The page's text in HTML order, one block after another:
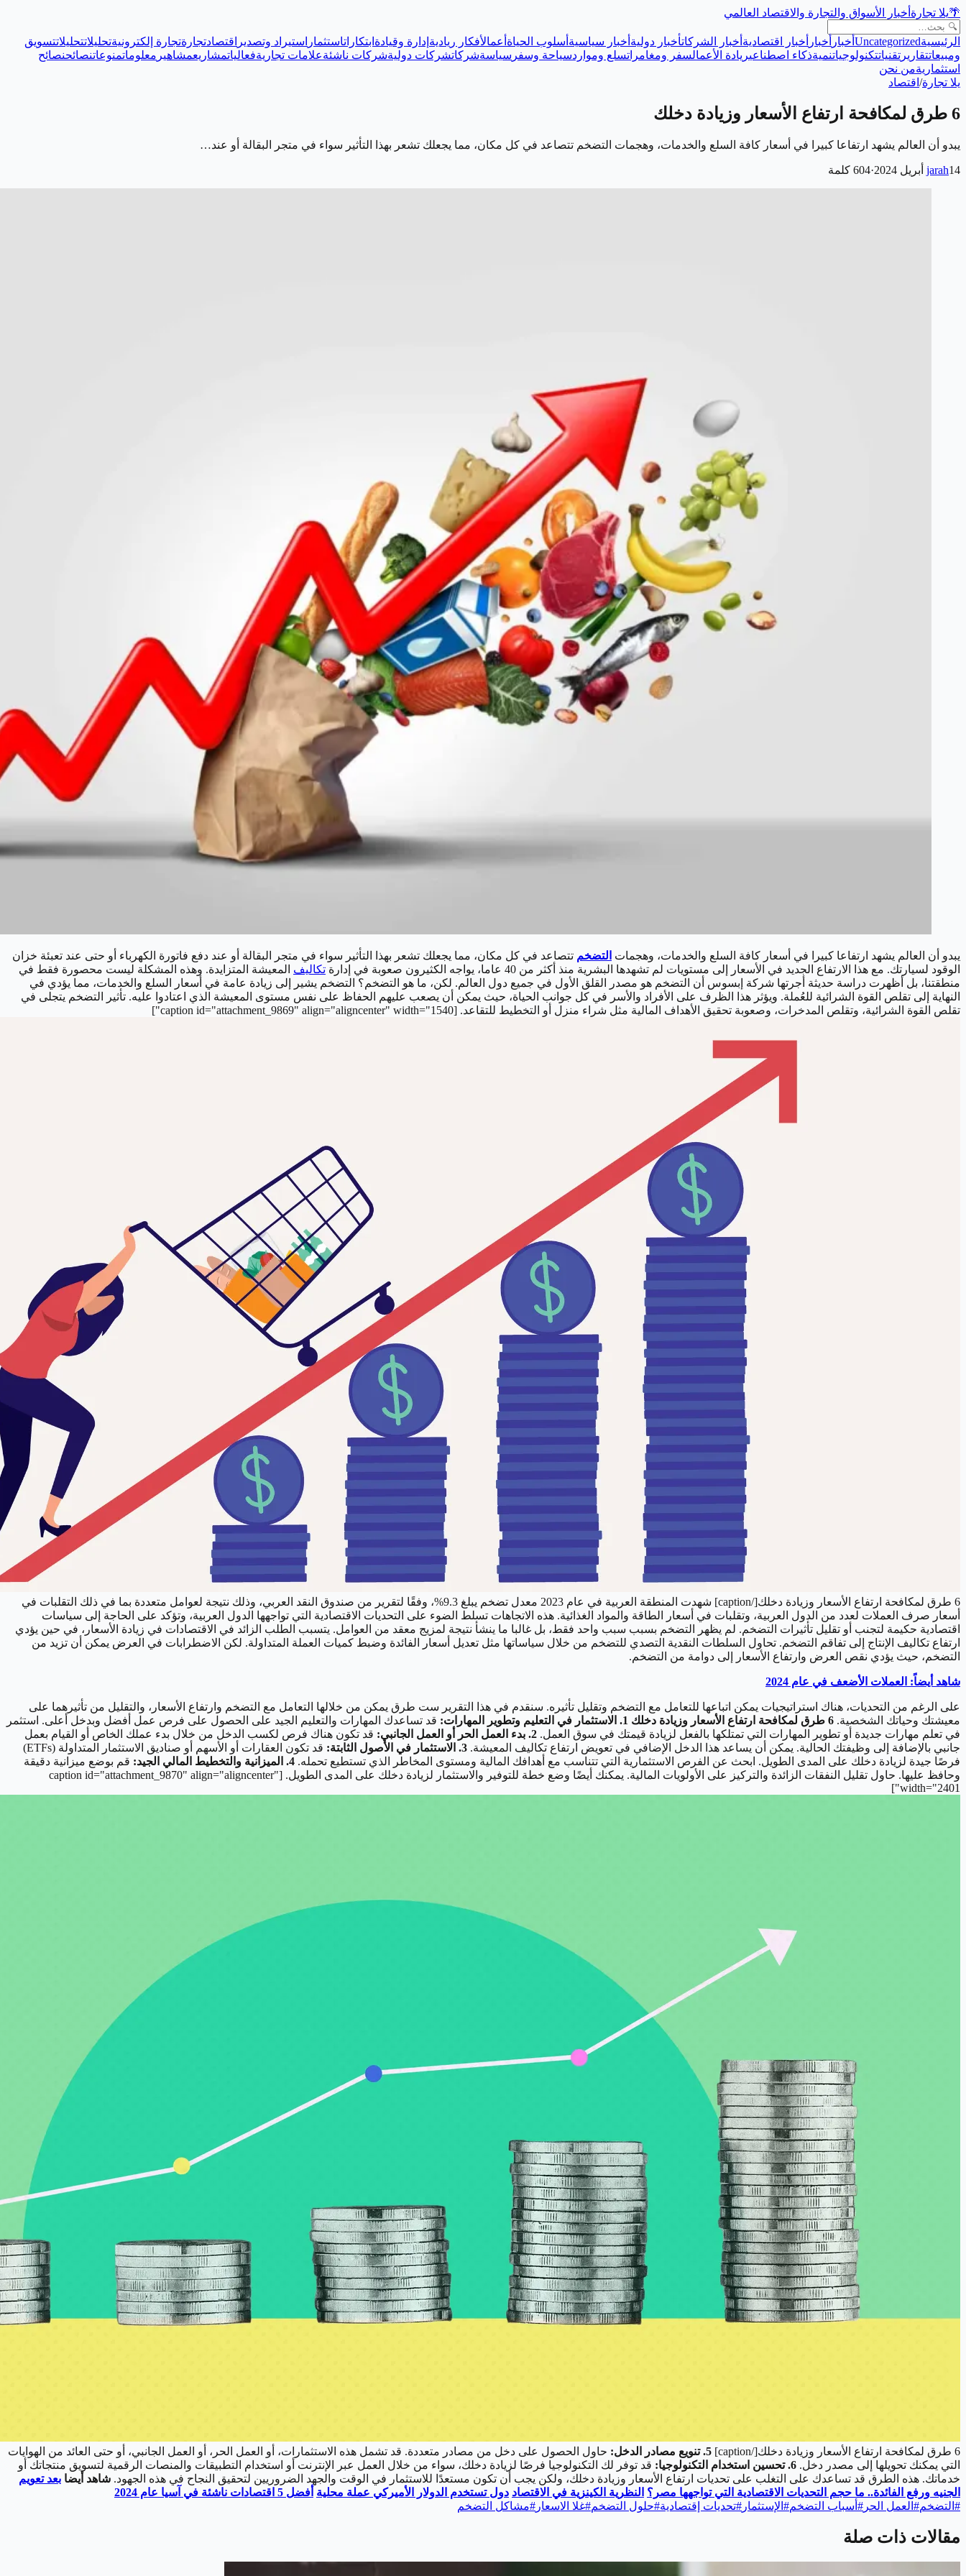
🌴يلا تجارة أخبار الأسواق والتجارة والاقتصاد العالمي
الرئيسيةUncategorized أخبار أخبار أخبار اقتصادية أخبار الشركاتأخبار دولية أخبار سياسية أسلوب الحياة أعمالأفكار ريادية إدارة وقيادة ابتكاراتاستثمار استيراد وتصدير اقتصادتجارةتجارة إلكترونيةتحليلاتتحليلاتتسويق
ومبيعاتتقارير تقنياتتكنولوجياتنميةذكاء اصطناعيريادة الأعمالسفر ومغامراتسلع ومواردسياحة وسفر سياسةشركاتشركات دوليةشركات ناشئةعلامات تجاريةفعالياتمشاريعمشاهير معلوماتمنوعاتنصائحنصائح
استثماريةمن نحن
يلا تجارة/ اقتصاد
6 طرق لمكافحة ارتفاع الأسعار وزيادة دخلك
يبدو أن العالم يشهد ارتفاعا كبيرا في أسعار كافة السلع والخدمات، وهجمات التضخم تتصاعد في كل مكان، مما يجعلك تشعر بهذا التأثير سواء في متجر البقالة أو عند…
jarah14 أبريل 2024 ·
604 كلمة
يبدو أن العالم يشهد ارتفاعا كبيرا في أسعار كافة السلع والخدمات، وهجمات التضخم تتصاعد في كل مكان، مما يجعلك تشعر بهذا التأثير سواء في متجر البقالة أو عند دفع فاتورة الكهرباء أو حتى عند تعبئة خزان
الوقود لسيارتك. مع هذا الارتفاع الجديد في الأسعار إلى مستويات لم تشهدها البشرية منذ أكثر من 40 عاما، يواجه الكثيرون صعوبة في إدارة تكاليف المعيشة المتزايدة. وهذه المشكلة ليست محصورة فقط في
منطقتنا، بل أظهرت دراسة حديثة أجرتها شركة إبسوس أن التضخم هو مصدر القلق الأول في جميع دول العالم. لكن، ما هو التضخم؟ التضخم يشير إلى زيادة عامة في أسعار السلع والخدمات، مما يؤدي في
النهاية إلى تقلص القوة الشرائية للعُملة. ويؤثر هذا الظرف على الأفراد والأسر في كل جوانب الحياة، حيث يمكن أن يصعب عليهم الحفاظ على نفس مستوى المعيشة الذي اعتادوا عليه. تأثير التضخم يتجلى في
تقلص القوة الشرائية، وتقلص المدخرات، وصعوبة تحقيق الأهداف المالية مثل شراء منزل أو التخطيط للتقاعد. [caption id="attachment_9869" align="aligncenter" width="1540"]
6 طرق لمكافحة ارتفاع الأسعار وزيادة دخلك[/caption]
شهدت المنطقة العربية في عام 2023 معدل تضخم يبلغ 9.3%، وفقًا لتقرير من صندوق النقد العربي، وذلك نتيجة لعوامل متعددة بما في ذلك التقلبات في
أسعار صرف العملات لعدد من الدول العربية، وتقلبات في أسعار الطاقة والمواد الغذائية. هذه الاتجاهات تسلط الضوء على التحديات الاقتصادية التي تواجهها الدول العربية، وتؤكد على الحاجة إلى سياسات
اقتصادية حكيمة لتجنب أو تقليل تأثيرات التضخم. لم يظهر التضخم بسبب سبب واحد فقط، بل غالبا ما ينشأ نتيجة لمزيج معقد من العوامل. يتسبب الطلب الزائد في الاقتصادات في زيادة الأسعار، في حين يؤدي
ارتفاع تكاليف الإنتاج إلى تفاقم التضخم. تحاول السلطات النقدية التصدي للتضخم من خلال سياساتها مثل تعديل أسعار الفائدة وضبط كميات العملة المتداولة. لكن الاضطرابات في العرض يمكن أن تزيد من
التضخم، حيث يؤدي نقص العرض وارتفاع الأسعار إلى دوامة من التضخم.
شاهد أيضاً: العملات الأضعف في عام 2024
على الرغم من التحديات، هناك استراتيجيات يمكن اتباعها للتعامل مع التضخم وتقليل تأثيره. سنقدم في هذا التقرير ست طرق يمكن من خلالها التعامل مع التضخم وارتفاع الأسعار، والتقليل من تأثيرهما على
معيشتك وحياتك الشخصية. 6 طرق لمكافحة ارتفاع الأسعار وزيادة دخلك 1. الاستثمار في التعليم وتطوير المهارات:
قد تساعدك المهارات والتعليم الجيد على الحصول على فرص عمل أفضل وبدخل أعلى. استثمر
في تعلم مهارات جديدة أو تطوير المهارات التي تمتلكها بالفعل لزيادة قيمتك في سوق العمل. 2. بدء العمل الحر أو العمل الجانبي:
قد تكون هناك فرص لكسب الدخل من خلال بدء عملك الخاص أو القيام بعمل
جانبي بالإضافة إلى وظيفتك الحالية. يمكن أن يساعد هذا الدخل الإضافي في تعويض ارتفاع تكاليف المعيشة. 3. الاستثمار في الأصول الثابتة:
قد تكون العقارات أو الأسهم أو صناديق الاستثمار المتداولة (ETFs)
فرصًا جيدة لزيادة دخلك على المدى الطويل. ابحث عن الفرص الاستثمارية التي تتناسب مع أهدافك المالية ومستوى المخاطر الذي تستطيع تحمله. 4. الميزانية والتخطيط المالي الجيد:
قم بوضع ميزانية دقيقة
وحافظ عليها. حاول تقليل النفقات الزائدة والتركيز على الأولويات المالية. يمكنك أيضًا وضع خطة للتوفير والاستثمار لزيادة دخلك على المدى الطويل.
[caption id="attachment_9870" align="aligncenter"
width="2401"]
6 طرق لمكافحة ارتفاع الأسعار وزيادة دخلك[/caption] 5. تنويع مصادر الدخل:
حاول الحصول على دخل من مصادر متعددة. قد تشمل هذه الاستثمارات، أو العمل الحر، أو العمل الجانبي، أو حتى العائد من الهوايات
التي يمكنك تحويلها إلى مصدر دخل. 6. تحسين استخدام التكنولوجيا:
قد توفر لك التكنولوجيا فرصًا لزيادة دخلك، سواء من خلال العمل عبر الإنترنت أو استخدام التطبيقات والمنصات الرقمية لتسويق منتجاتك أو
خدماتك. هذه الطرق قد تساعدك على التغلب على تحديات ارتفاع الأسعار وزيادة دخلك، ولكن يجب أن تكون مستعدًا للاستثمار في الوقت والجهد الضروريين لتحقيق النجاح في هذه الجهود. شاهد أيضا بعد تعويم
الجنيه ورفع الفائدة.. ما حجم التحديات الاقتصادية التي تواجهها مصر؟ النظرية الكينزية في الاقتصاد دول تستخدم الدولار الأميركي عملة محلية أفضل 5 اقتصادات ناشئة في آسيا عام 2024
# التضخم# العمل الحر # أسباب التضخم# الإستثمار #تحديات إقتصادية#حلول التضخم#غلا الاسعار #مشاكل التضخم
مقالات ذات صلة